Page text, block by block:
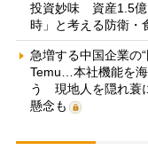
投資妙味 資産1.5億
時」と考える防衛・
急増する中国企業の
Temu…本社機能を
う 現地人を隠れ蓑
懸念も